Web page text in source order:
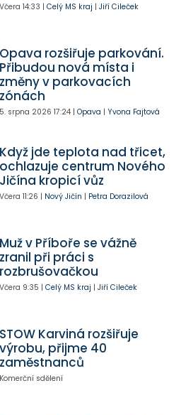
Včera 14:33 | Celý MS kraj | Jiří Cileček
Opava rozšiřuje parkování.
Přibudou nová místa i
změny v parkovacích
zónách
5. srpna 2026 17:24| Opava | Yvona Fajtová
Když jde teplota nad třicet,
ochlazuje centrum Nového
Jičína kropicí vůz
Včera 11:26 | Nový Jičín | Petra Dorazilová
Muž v Příboře se vážně
zranil při práci s
rozbrušovačkou
Včera 9:35 | Celý MS kraj | Jiří Cileček
STOW Karviná rozšiřuje
výrobu, přijme 40
zaměstnanců
Komerční sdělení